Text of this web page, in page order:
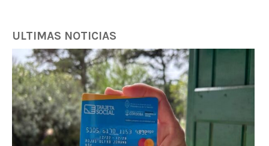
ULTIMAS NOTICIAS